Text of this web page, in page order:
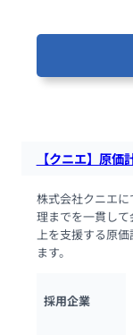
【クニエ】原
株式会社クニエ
理までを一貫し
上を支援する原
ます。
採用企業